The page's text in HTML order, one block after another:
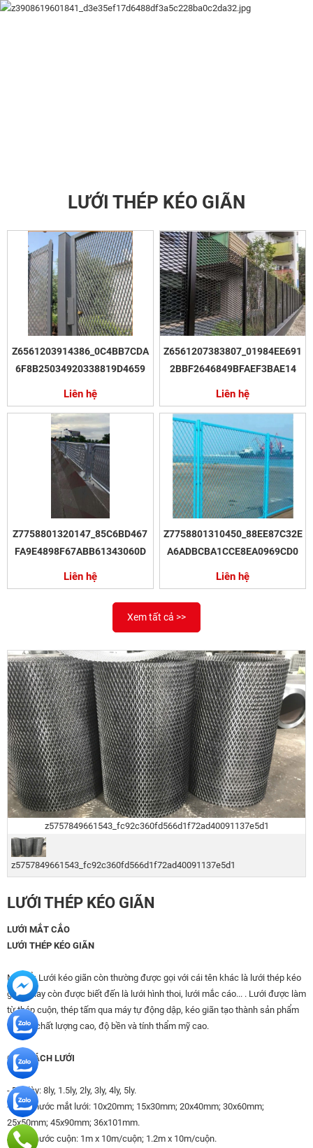
LƯỚI THÉP KÉO GIÃN
Z6561203914386_0C4BB7CDA
6F8B25034920338819D4659
Liên hệ
Z6561207383807_01984EE691
2BBF2646849BFAEF3BAE14
Liên hệ
Z7758801320147_85C6BD467
FA9E4898F67ABB61343060D
Liên hệ
Z7758801310450_88EE87C32E
A6ADBCBA1CCE8EA0969CD0
Liên hệ
Xem tất cả >>
z5757849661543_fc92c360fd566d1f72ad40091137e5d1
z5757849661543_fc92c360fd566d1f72ad40091137e5d1
LƯỚI THÉP KÉO GIÃN
LƯỚI MẮT CẮO
LƯỚI THÉP KÉO GIÃN
MÔ TẢ: Lưới kéo giãn còn thường được gọi với cái tên khác là lưới thép kéo
giãn . Hay còn được biết đến là lưới hình thoi, lưới mắc cáo... . Lưới được làm
từ thép cuộn, thép tấm qua máy tự động dập, kéo giãn tạo thành sản phẩm
nên có chất lượng cao, độ bền và tính thẩm mỹ cao.
QUY CÁCH LƯỚI
- Độ dày: 8ly, 1.5ly, 2ly, 3ly, 4ly, 5ly.
- Kích thước mắt lưới: 10x20mm; 15x30mm; 20x40mm; 30x60mm;
25x50mm; 45x90mm; 36x101mm.
- Kích thước cuộn: 1m x 10m/cuộn; 1.2m x 10m/cuộn.